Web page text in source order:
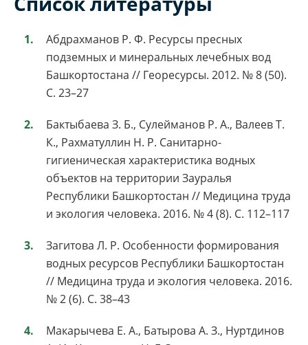
Абдрахманов Р. Ф. Ресурсы пресных
подземных и минеральных лечебных вод
Башкортостана // Георесурсы. 2012. № 8 (50).
С. 23–27
Бактыбаева З. Б., Сулейманов Р. А., Валеев Т.
К., Рахматуллин Н. Р. Санитарно-
гигиеническая характеристика водных
объектов на территории Зауралья
Республики Башкортостан // Медицина труда
и экология человека. 2016. № 4 (8). С. 112–117
Загитова Л. Р. Особенности формирования
водных ресурсов Республики Башкортостан
// Медицина труда и экология человека. 2016.
№ 2 (6). С. 38–43
Макарычева Е. А., Батырова А. З., Нуртдинов